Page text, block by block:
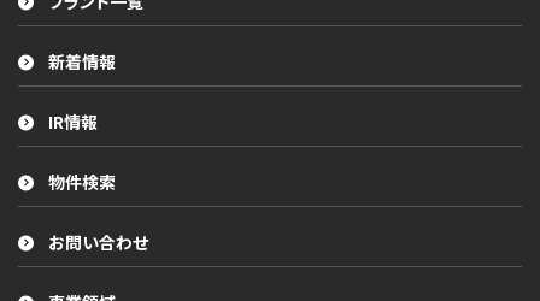
新着情報
IR情報
物件検索
お問い合わせ